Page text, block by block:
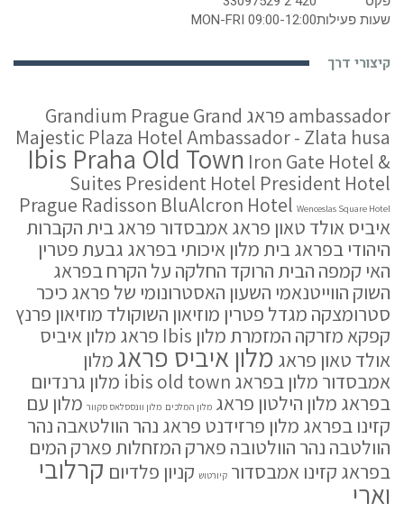
שעות פעילותMON-FRI 09:00-12:00
קיצורי דרך
ambassador פראג Grandium Prague Grand
Majestic Plaza Hotel Ambassador - Zlata husa
Ibis Praha Old Town Iron Gate Hotel &
Suites President Hotel President Hotel
Prague Radisson BluAlcron Hotel Wenceslas Square Hotel
איביס אולד טאון פראגאמבסדור פראגבית הקברות
היהודי בפראגבית מלון איכותי בפראג גבעת פטרין
האי קמפה הבית הרוקד החלקה על הקרח בפראג
השוק הווייטנאמי השעון האסטרונומי של פראג כיכר
סטרומצקה מגדל פטרין מוזיאון השוקולד מוזיאון פרנץ
קפקא מזרקה המזמרתמלון Ibis פראג
מלון איביס
אולד טאון פראג מלון איביס פראגמלון
אמבסדור מלון בפראג ibis old town
מלון גרנדיום
בפראג מלון הילטון פראג מלון המלכים מלון וונססלאס סקוור מלון עם
קזינו בפראג מלון פרזידנט פראג נהר הוולטאבה נהר
הוולטבה נהר הוולטובה פארק המזחלותפארק המים
בפראג קזינו אמבסדור קיורטוש קניון פלדיום קרלובי
וארי